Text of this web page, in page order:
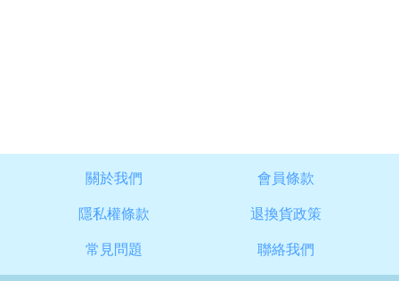
關於我們 會員條款
隱私權條款 退換貨政策
常見問題 聯絡我們